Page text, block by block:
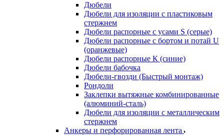
Дюбели
Дюбели для изоляции с пластиковым
стержнем
Дюбели распорные с усами S (серые)
Дюбели распорные c бортом и потай U
(оранжевые)
Дюбели распорные К (синие)
Дюбели бабочка
Дюбели-гвозди (Быстрый монтаж)
Рондоли
Заклепки вытяжные комбинированные
(алюминий-сталь)
Дюбели для изоляции с металлическим
стержнем
Анкеры и перфорированная лента